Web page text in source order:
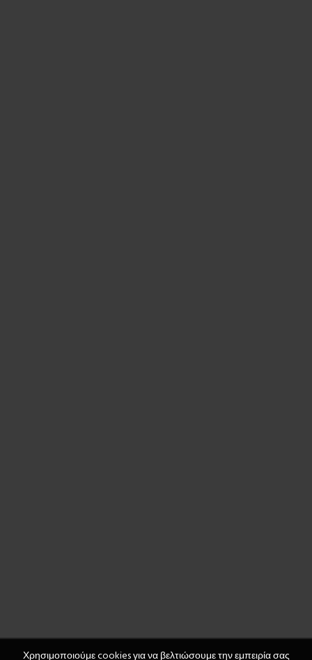
Χρησιμοποιούμε cookies για να βελτιώσουμε την εμπειρία σας